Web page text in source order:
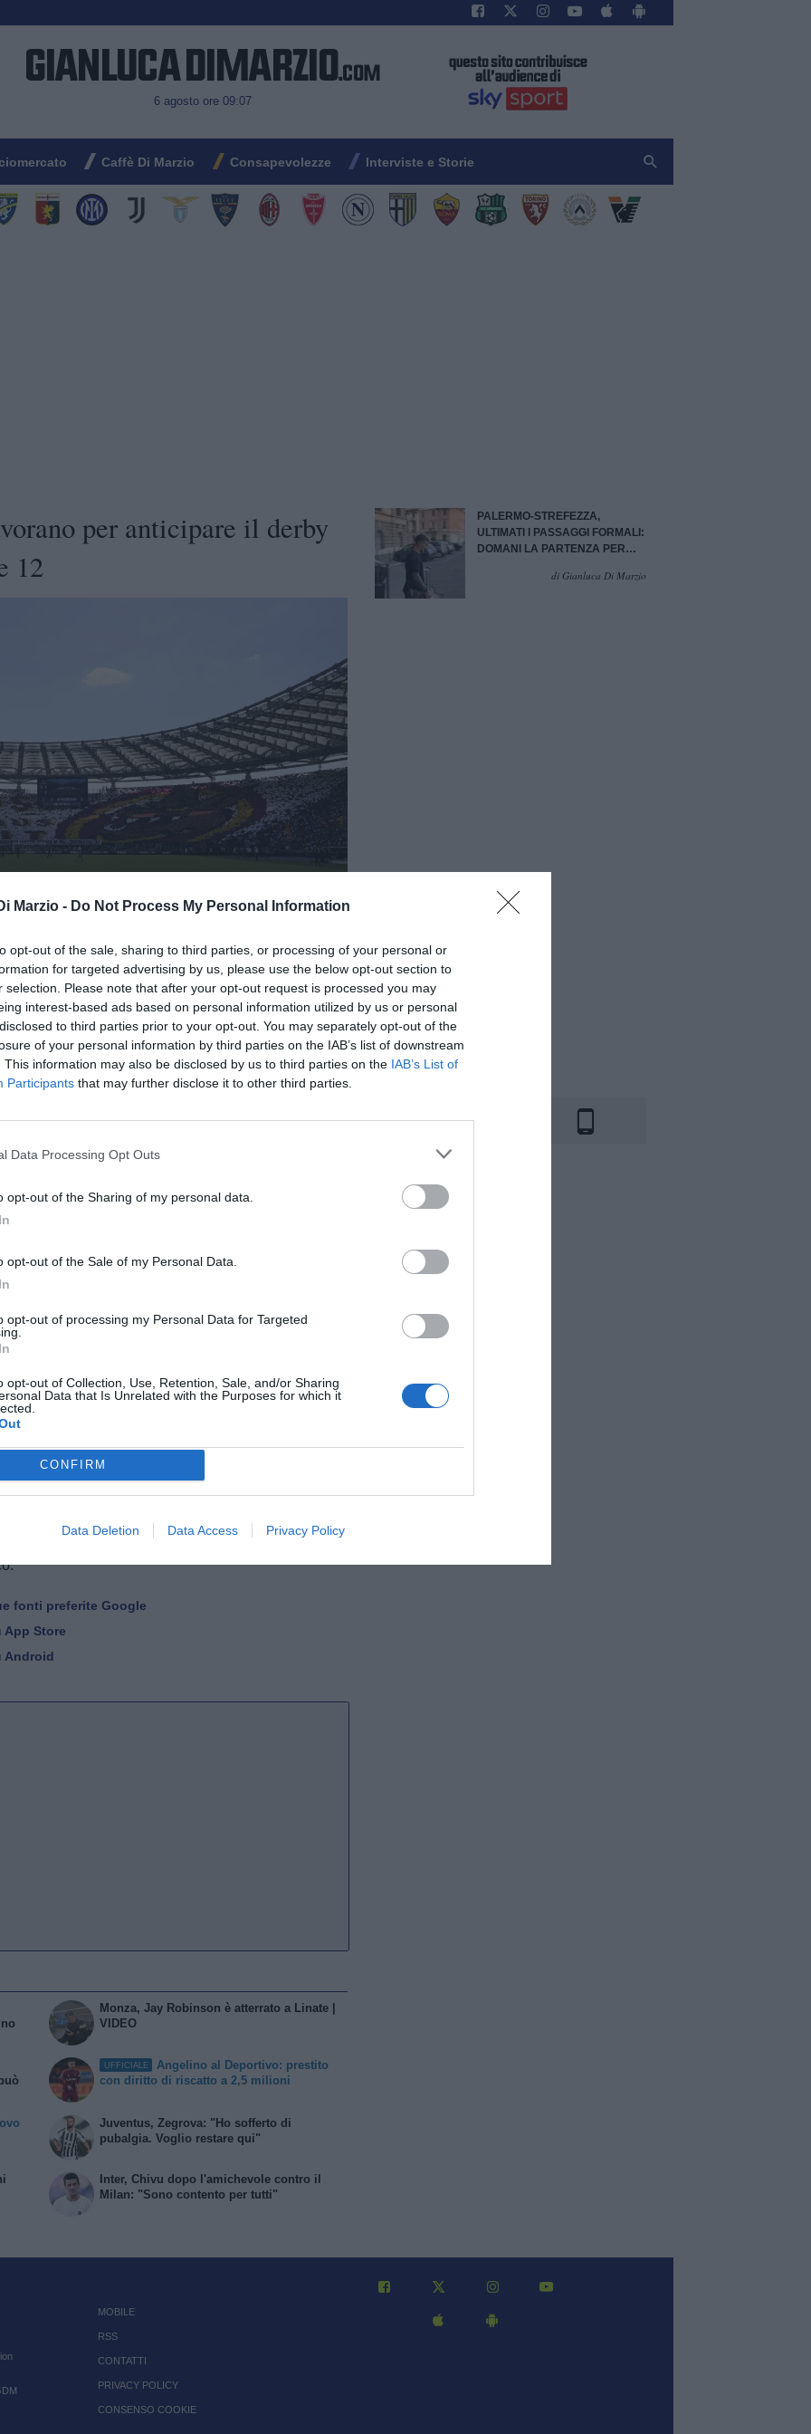
Marzio - Do Not Process My Personal Information
opt-out of the sale, sharing to third parties, or processing of your personal or
for targeted advertising by us, please use the below opt-out section to
selection. Please note that after your opt-out request is processed you may
interest-based ads based on personal information utilized by us or personal
to third parties prior to your opt-out. You may separately opt-out of the
of your personal information by third parties on the IAB’s list of downstream
This information may also be disclosed by us to third parties on the IAB’s List of
Participants that may further disclose it to other third parties.
Data Processing Opt Outs
opt-out of the Sharing of my personal data.
opt-out of the Sale of my Personal Data.
opt-out of processing my Personal Data for Targeted
opt-out of Collection, Use, Retention, Sale, and/or Sharing
Data that Is Unrelated with the Purposes for which it
CONFIRM
Data Deletion Data Access Privacy Policy
6 agosto ore 09:07
Caffè Di Marzio Consapevolezze Interviste e Storie
per anticipare il derby
12
condividi tweet
lavorando per anticipare il derby di
maggio: le ultime.
Roma. Come riportato da Sky Sport, infatti, la
per anticipare il match tra Roma e Lazio a
stesso tempo, hanno inoltrato una richiesta alla
posticipare l'inizio della finale del singolare maschile
anziché alle 15. Manca ancora l'ok da parte della
di mediazione.
sulla quale le parti stanno lavorando per venire
fonti preferite Google
App Store
Android
Monza, Jay Robinson è atterrato a Linate |
VIDEO
UFFICIALE
Angelino al Deportivo: prestito
con diritto di riscatto a 2,5 milioni
Juventus, Zegrova: "Ho sofferto di
pubalgia. Voglio restare qui"
Inter, Chivu dopo l'amichevole contro il
Milan: "Sono contento per tutti"
PALERMO-STREFEZZA,
ULTIMATI I PASSAGGI FORMALI:
DOMANI LA PARTENZA PER
di Gianluca Di Marzio
MOBILE
RSS
CONTATTI
PRIVACY POLICY
CONSENSO COOKIE